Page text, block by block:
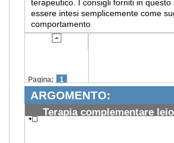
terapeutico. I consigli forniti in questo
essere intesi semplicemente come
comportamento
Pagina: 1
ARGOMENTO:
Terapia complementare